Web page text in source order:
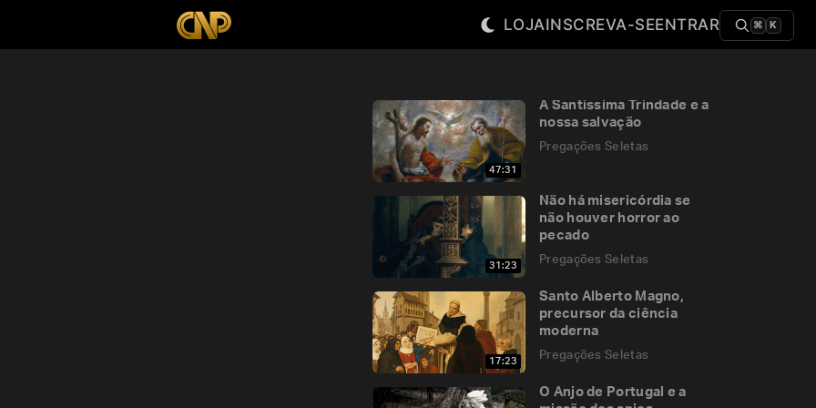
LOJAINSCREVA-SEENTRAR ⌘ K
47:31
A Santíssima Trindade e a
nossa salvação
Pregações Seletas
31:23
Não há misericórdia se
não houver horror ao
pecado
Pregações Seletas
17:23
Santo Alberto Magno,
precursor da ciência
moderna
Pregações Seletas
O Anjo de Portugal e a